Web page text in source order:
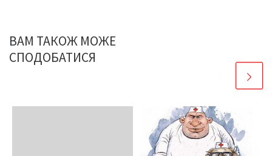
ВАМ ТАКОЖ МОЖЕ
СПОДОБАТИСЯ